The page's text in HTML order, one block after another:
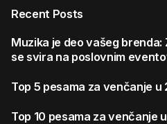
Recent Posts
Muzika je deo vašeg
se svira na poslovnim
Top 5 pesama za venčanje u
Top 10 pesama za venčanje